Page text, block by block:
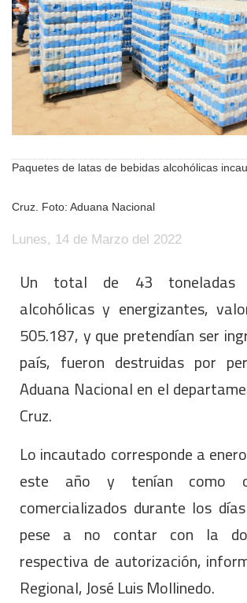
Paquetes de latas de bebidas alcohólicas
Cruz. Foto: Aduana Nacional
Lunes, 14 de Marzo del 2022
Un total de 43 toneladas
alcohólicas y energizantes,
505.187, y que pretendían ser
país, fueron destruidas por
Aduana Nacional en el
Cruz.
Lo incautado corresponde a
este año y tenían como
comercializados durante los
pese a no contar con la
respectiva de autorización,
Regional, José Luis Mollinedo.